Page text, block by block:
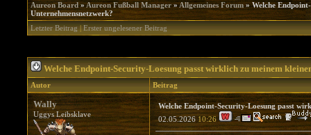
Aureon Board»Aureon Fußball Manager»Allgemeines Forum»Welche
Unternehmensnetzwerk?
Letzter Beitrag|Erster ungelesener Beitrag
Welche Endpoint-Security-Loesung passt wirklich zu meinem
Autor Beitrag
Wally
Uggys Leibsklave
Welche Endpoint-Security-Loesung passt
02.05.2026 10:26